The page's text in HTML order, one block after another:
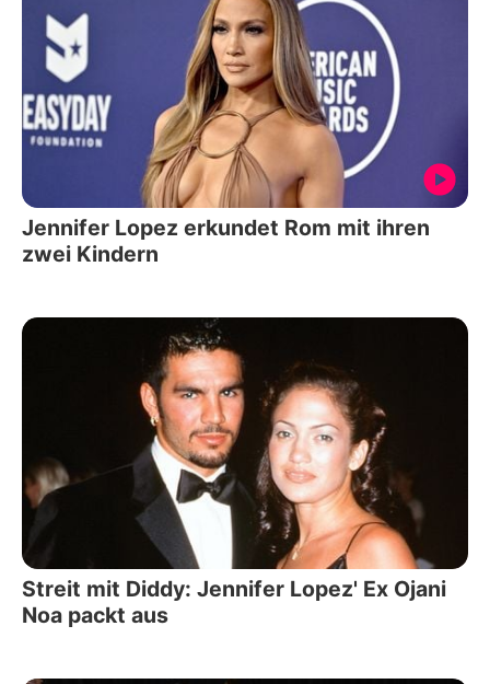
Jennifer Lopez erkundet Rom mit ihren
zwei Kindern
Streit mit Diddy: Jennifer Lopez' Ex Ojani
Noa packt aus